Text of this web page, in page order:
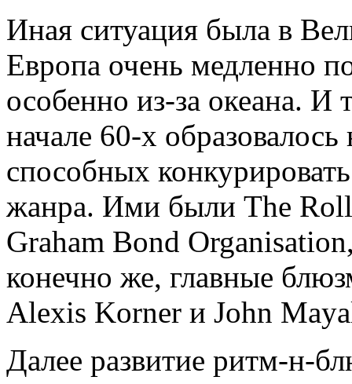
Иная ситуация была в
Европа очень медленно
особенно из-за океана. И
начале 60-х образовалось
способных
жанра. Ими были The
Graham Bond
конечно же, главные
Alexis Korner и John
Далее развитие ритм-н-